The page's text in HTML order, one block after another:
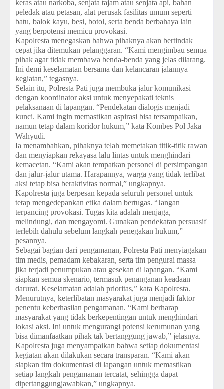
keras atau narkoba, senjata tajam atau senjata api, bahan
peledak atau petasan, alat perusak fasilitas umum seperti
batu, balok kayu, besi, botol, serta benda berbahaya lain
yang berpotensi memicu provokasi.
Kapolresta menegaskan bahwa pihaknya akan bertindak
cepat jika ditemukan pelanggaran. “Kami mengimbau semua
pihak agar tidak membawa benda-benda yang jelas dilarang.
Ini demi keselamatan bersama dan kelancaran jalannya
kegiatan,” tegasnya.
Selain itu, Polresta Pati juga membuka jalur komunikasi
dengan koordinator aksi untuk menyepakati teknis
pelaksanaan di lapangan. “Pendekatan dialogis menjadi
kunci. Kami ingin memastikan aspirasi bisa tersampaikan,
namun tetap dalam koridor hukum,” kata Kombes Pol Jaka
Wahyudi.
Ia menambahkan, pihaknya telah memetakan titik-titik rawan
dan menyiapkan rekayasa lalu lintas untuk menghindari
kemacetan. “Kami akan tempatkan personel di persimpangan
dan jalur-jalur utama. Harapannya, warga yang tidak terlibat
aksi tetap bisa beraktivitas normal,” ungkapnya.
Kapolresta juga berpesan kepada seluruh personel untuk
tetap mengedepankan etika dalam bertugas. “Jangan
terpancing provokasi. Tugas kita adalah menjaga,
melindungi, dan mengayomi. Gunakan pendekatan persuasif
terlebih dahulu sebelum langkah penegakan hukum,”
pesannya.
Sebagai bagian dari pengamanan, Polresta Pati menyiagakan
tim medis, pemadam kebakaran, serta tim pengurai massa
jika terjadi penumpukan atau gesekan di lapangan. “Kami
siapkan semua skenario, termasuk penanganan keadaan
darurat. Keselamatan adalah prioritas,” kata Kapolresta.
Menurutnya, keterlibatan masyarakat juga menjadi faktor
penentu keberhasilan pengamanan. “Kami berharap
masyarakat yang tidak berkepentingan untuk menghindari
lokasi aksi. Ini untuk mengurangi potensi kerumunan yang
bisa dimanfaatkan pihak tak bertanggung jawab,” jelasnya.
Kapolresta juga menyampaikan bahwa setiap dokumentasi
kegiatan akan dilakukan secara transparan. “Kami akan
siapkan tim dokumentasi di lapangan untuk memastikan
setiap langkah pengamanan tercatat, sehingga dapat
dipertanggungjawabkan,” ungkapnya.